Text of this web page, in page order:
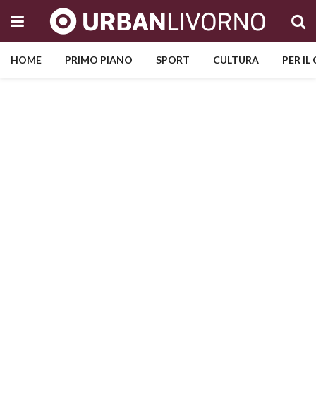
HOME PRIMO PIANO SPORT CULTURA PER